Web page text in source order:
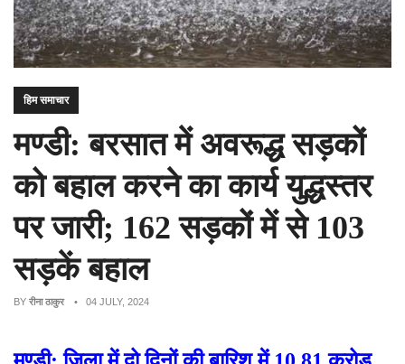
हिम समाचार
मण्डी: बरसात में अवरूद्ध सड़कों
को बहाल करने का कार्य युद्धस्तर
पर जारी; 162 सड़कों में से 103
सड़कें बहाल
BY रीना ठाकुर • 04 JULY, 2024